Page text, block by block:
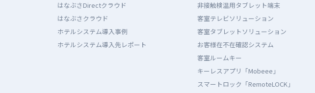
はなぶさDirectクラウド
はなぶさクラウド
ホテルシステム導入事例
ホテルシステム導入先レポート
非接触検温用タブレット端末
客室テレビソリューション
客室タブレットソリューション
お客様在不在確認システム
客室ルームキー
キーレスアプリ「Mobeee」
スマートロック「RemoteLOCK」